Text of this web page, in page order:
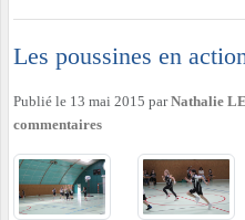
Les poussines en
Publié le 13 mai 2015 parNathalie
commentaires